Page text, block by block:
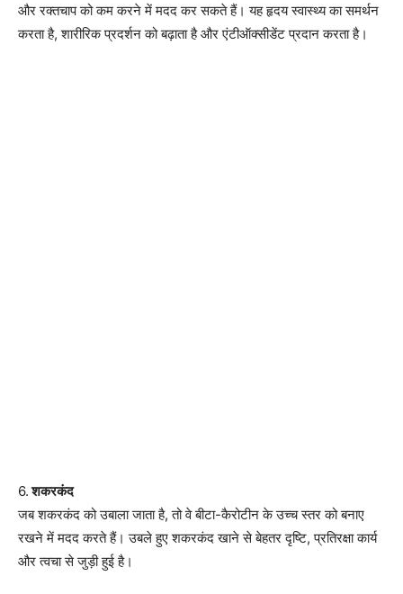
और रक्तचाप को कम करने में मदद कर सकते हैं। यह हृदय स्वास्थ्य का समर्थन
करता है, शारीरिक प्रदर्शन को बढ़ाता है और एंटीऑक्सीडेंट प्रदान करता है।
6.शकरकंद
जब शकरकंद को उबाला जाता है, तो वे बीटा-कैरोटीन के उच्च स्तर को बनाए
रखने में मदद करते हैं। उबले हुए शकरकंद खाने से बेहतर दृष्टि, प्रतिरक्षा कार्य
और त्वचा से जुड़ी हुई है।